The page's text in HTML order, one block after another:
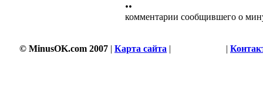
••
комментарии сообщившего о
© MinusOK.com 2007 | Карта сайта | |